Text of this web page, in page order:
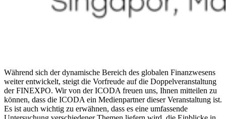
Während sich der dynamische Bereich des globalen Finanzwesens
weiter entwickelt, steigt die Vorfreude auf die Doppelveranstaltung
der FINEXPO. Wir von der ICODA freuen uns, Ihnen mitteilen zu
können, dass die ICODA ein Medienpartner dieser Veranstaltung ist.
Es ist auch wichtig zu erwähnen, dass es eine umfassende